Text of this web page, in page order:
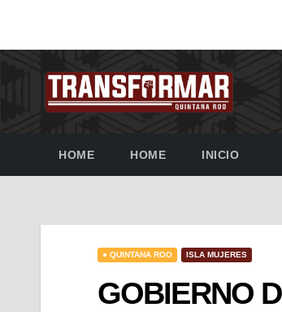
HOME HOME INICIO
● QUINTANA ROO ISLA MUJERES
GOBIERNO